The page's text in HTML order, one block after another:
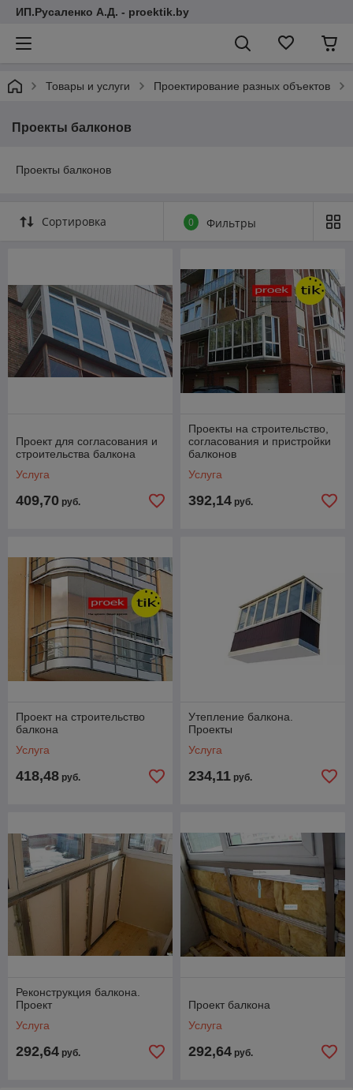
ИП.Русаленко А.Д. - proektik.by
Товары и услуги Проектирование разных объектов
Проекты балконов
Проекты балконов
Сортировка 0 Фильтры
Проект для согласования и
строительства балкона
Услуга
409,70 руб.
Проекты на строительство,
согласования и пристройки
балконов
Услуга
392,14 руб.
Проект на строительство
балкона
Услуга
418,48 руб.
Утепление балкона.
Проекты
Услуга
234,11 руб.
Реконструкция балкона.
Проект
Услуга
292,64 руб.
Проект балкона
Услуга
292,64 руб.